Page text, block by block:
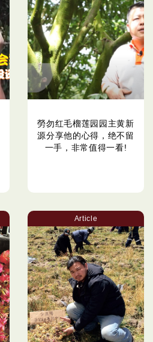
勞勿红毛榴莲园园主黄新
源分享他的心得，绝不留
一手，非常值得一看!
Article